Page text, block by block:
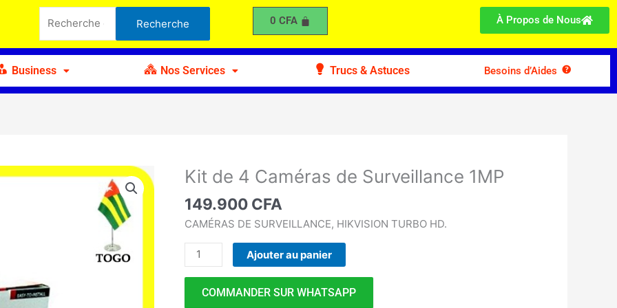
pour :
Recherche 0 CFA À Propos de Nous
Business Nos Services Trucs & Astuces Besoins d’Aides
Kit de 4 Caméras de Surveillance 1MP
149.900 CFA
CAMÉRAS DE SURVEILLANCE, HIKVISION TURBO HD.
quantité
Kit
de
Caméras
Surveillance
1MP
Ajouter au panier
COMMANDER SUR WHATSAPP
de
Surveillance
1MP